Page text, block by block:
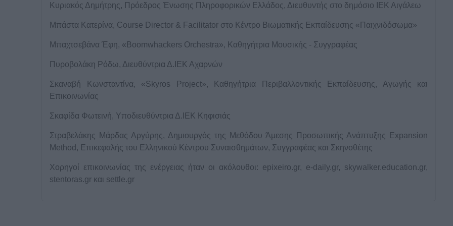
Κυριακός Δημήτρης, Πρόεδρος Ένωσης Πληροφορικών Ελλάδος, Διευθυντής στο δημόσιο ΙΕΚ Αιγάλεω
Μπάστα Κατερίνα, Course Director & Facilitator στο Κέντρο Βιωματικής Εκπαίδευσης «Παιχνιδόσωμα»
Μπαχτσεβάνα Έφη, «Boomwhackers Orchestra», Καθηγήτρια Μουσικής - Συγγραφέας
Πυροβολάκη Ρόδω, Διευθύντρια Δ.ΙΕΚ Αχαρνών
Σκαναβή Κωνσταντίνα, «Skyros Project», Καθηγήτρια Περιβαλλοντικής Εκπαίδευσης, Αγωγής και
Επικοινωνίας
Σκαφίδα Φωτεινή, Υποδιευθύντρια Δ.ΙΕΚ Κηφισιάς
Στραβελάκης Μάρδας Αργύρης, Δημιουργός της Μεθόδου Άμεσης Προσωπικής Ανάπτυξης Expansion
Method, Επικεφαλής του Ελληνικού Κέντρου Συναισθημάτων, Συγγραφέας και Σκηνοθέτης
Χορηγοί επικοινωνίας της ενέργειας ήταν οι ακόλουθοι: epixeiro.gr, e-daily.gr, skywalker.education.gr,
stentoras.gr και settle.gr